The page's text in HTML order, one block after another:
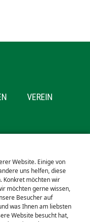
VEREIN
Website. Einige von
uns helfen, diese
Konkret möchten wir
möchten gerne wissen,
Besucher auf
was Ihnen am liebsten
Website besucht hat,